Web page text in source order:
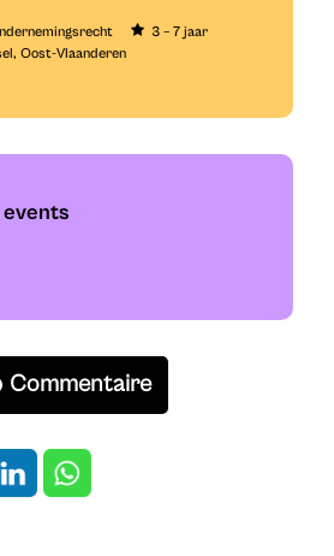
3 – 7 jaar
Oost-Vlaanderen
Commentaire